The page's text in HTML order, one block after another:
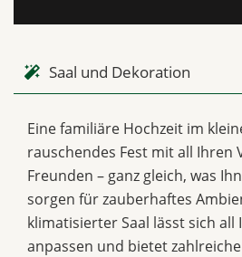
Saal und Dekoration
Eine familiäre Hochzeit im
rauschendes Fest mit all Ihren
Freunden – ganz gleich, was
sorgen für zauberhaftes
klimatisierter Saal lässt sich all
anpassen und bietet